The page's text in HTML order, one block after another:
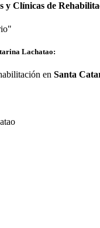
y Clínicas de
Lachatao:
en Santa